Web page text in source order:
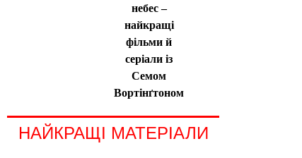
небес –
найкращі
фільми й
серіали із
Семом
Вортінґтоном
НАЙКРАЩІ МАТЕРІАЛИ